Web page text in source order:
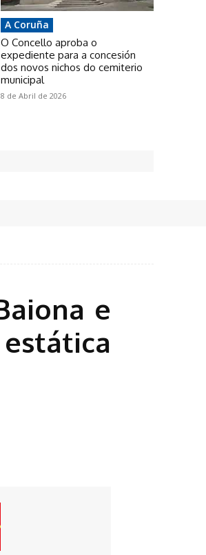
A Coruña
O Concello aproba o
expediente para a concesión
dos novos nichos do cemiterio
municipal
8 de Abril de 2026